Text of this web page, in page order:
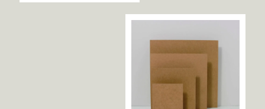
tot